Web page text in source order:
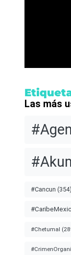
Las más
#Cancun (354)
#Chetumal